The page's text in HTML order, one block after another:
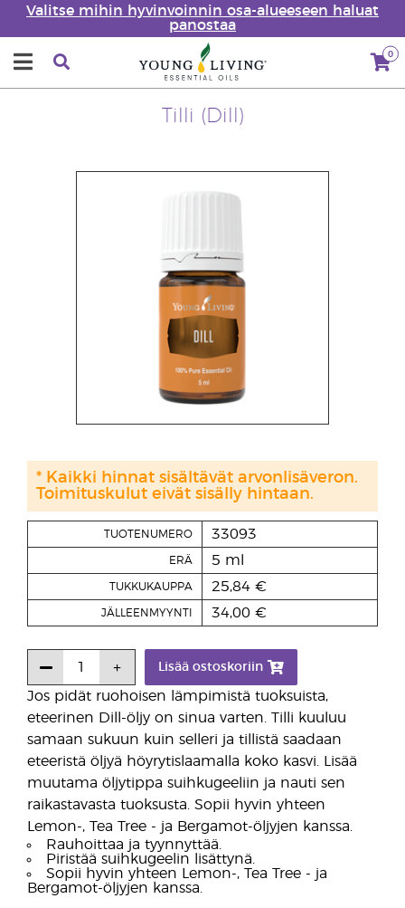
Valitse mihin hyvinvoinnin osa-alueeseen haluat
panostaa
0
Tilli (Dill)
Jos pidät ruohoisen lämpimistä tuoksuista,
eteerinen Dill-öljy on sinua varten. Tilli kuuluu
samaan sukuun kuin selleri ja tillistä saadaan
eteeristä öljyä höyrytislaamalla koko kasvi. Lisää
muutama öljytippa suihkugeeliin ja nauti sen
raikastavasta tuoksusta. Sopii hyvin yhteen
Lemon-, Tea Tree - ja Bergamot-öljyjen kanssa.
Rauhoittaa ja tyynnyttää.
Piristää suihkugeelin lisättynä.
Sopii hyvin yhteen Lemon-, Tea Tree - ja
Bergamot-öljyjen kanssa.
TUOTENUMERO 33093
ERÄ 5 ml
TUKKUKAUPPA 25,84 €
JÄLLEENMYYNTI 34,00 €
Lisää ostoskoriin
* Kaikki hinnat sisältävät arvonlisäveron.
Toimituskulut eivät sisälly hintaan.